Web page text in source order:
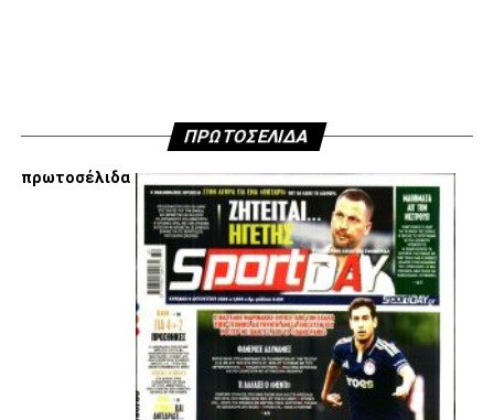
Εμείς είμαστε μόνο Π.Α.Ο.Κ.
Μόνο τα 4 γράμματα έχουν σημασία για εμάς και
ΚΑΝΕΝΑΣ δεν είναι πάνω απο αυτά τα ιερά γράμματα.
ΠΡΩΤΟΣΕΛΙΔΑ
πρωτοσέλιδα